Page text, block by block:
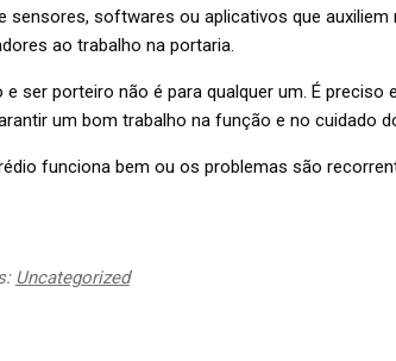
sensores, softwares ou aplicativos que auxiliem
ao trabalho na portaria.
ser porteiro não é para qualquer um. É preciso
um bom trabalho na função e no cuidado
funciona bem ou os problemas são
Uncategorized